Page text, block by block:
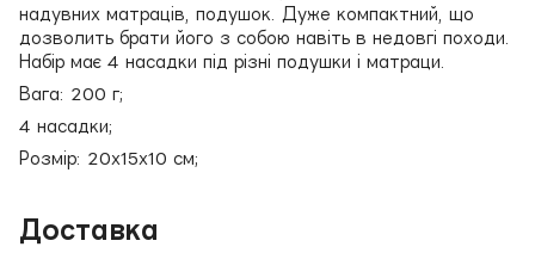
надувних матраців, подушок. Дуже компактний, що
дозволить брати його з собою навіть в недовгі походи.
Набір має 4 насадки під різні подушки і матраци.
Вага: 200 г;
4 насадки;
Розмір: 20х15х10 см;
Доставка